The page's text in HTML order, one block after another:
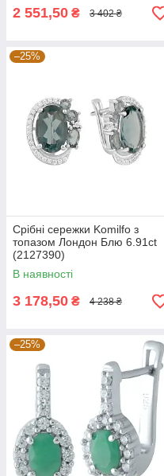
2 551,50 ₴ 3 402 ₴
–25%
Срібні сережки Komilfo з
топазом Лондон Блю 6.91ct
(2127390)
В наявності
3 178,50 ₴ 4 238 ₴
–25%